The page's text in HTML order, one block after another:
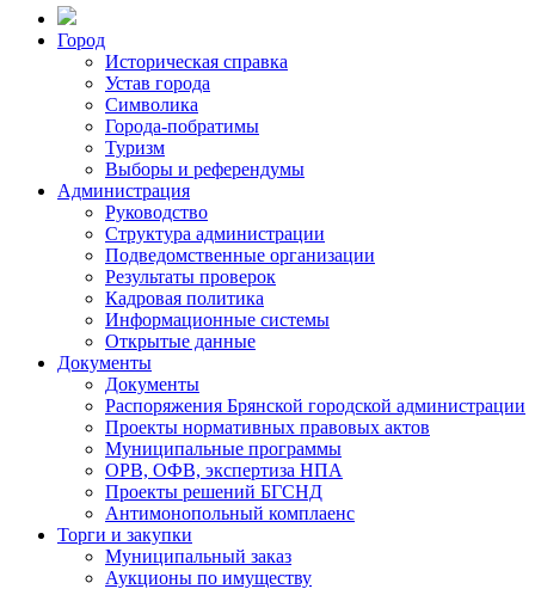
Город
Историческая справка
Устав города
Символика
Города-побратимы
Туризм
Выборы и референдумы
Администрация
Руководство
Структура администрации
Подведомственные организации
Результаты проверок
Кадровая политика
Информационные системы
Открытые данные
Документы
Документы
Распоряжения Брянской городской администрации
Проекты нормативных правовых актов
Муниципальные программы
ОРВ, ОФВ, экспертиза НПА
Проекты решений БГСНД
Антимонопольный комплаенс
Торги и закупки
Муниципальный заказ
Аукционы по имуществу